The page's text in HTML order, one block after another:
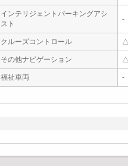
インテリジェントパーキングアシ
スト
-
クルーズコントロール
その他ナビゲーション
福祉車両
-